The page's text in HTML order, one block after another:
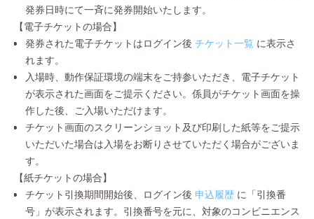
発券日時にて一斉に発券開始いたします。
【電子チケットの場合】
発券された電子チケットはログイン後 チケット一覧 に表示さ
れます。
入場時、動作保証環境の端末をご持参いただき、電子チケット
が表示された画面をご提示ください。係員がチケット画面を操
作した後、ご入場いただけます。
チケット画面のスクリーンショット及び印刷した紙等をご提示
いただいた場合は入場をお断りさせていただく場合がございま
す。
【紙チケットの場合】
チケット引換期間開始後、ログイン後 申込履歴 に「引換番
号」が表示されます。引換番号を元に、対象のコンビニエンス